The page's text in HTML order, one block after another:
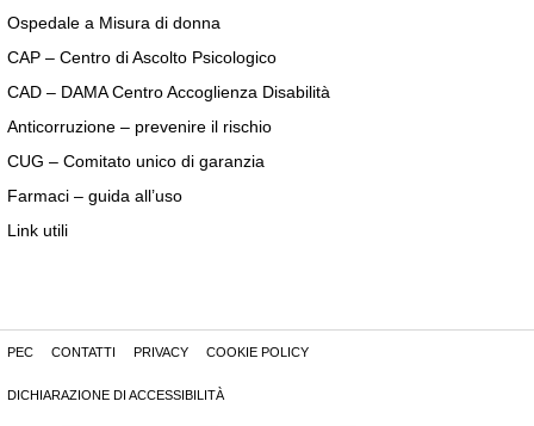
Ospedale a Misura di donna
CAP – Centro di Ascolto Psicologico
CAD – DAMA Centro Accoglienza Disabilità
Anticorruzione – prevenire il rischio
CUG – Comitato unico di garanzia
Farmaci – guida all’uso
Link utili
PEC CONTATTI PRIVACY COOKIE POLICY
DICHIARAZIONE DI ACCESSIBILITÀ